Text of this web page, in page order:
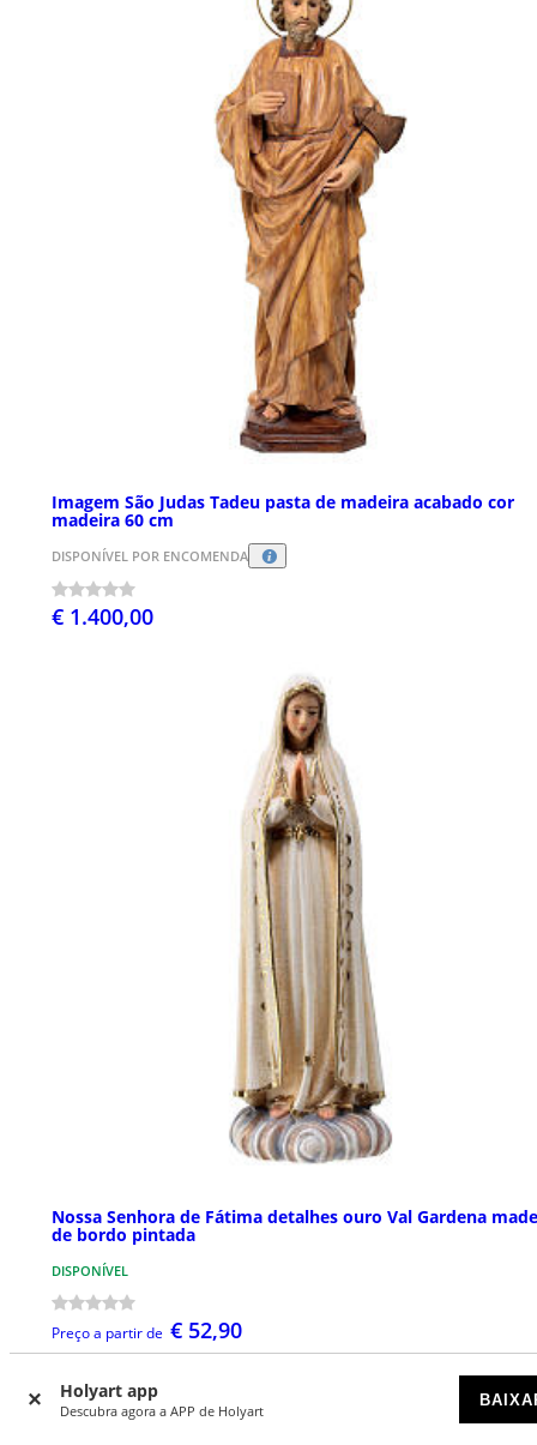
Holyart app
Descubra agora a APP de Holyart
Imagem São Judas Tadeu pasta de madeira acabado cor
madeira 60 cm
DISPONÍVEL POR ENCOMENDA
€ 1.400,00
Nossa Senhora de Fátima detalhes ouro Val Gardena
de bordo pintada
DISPONÍVEL
Preço a partir de € 52,90